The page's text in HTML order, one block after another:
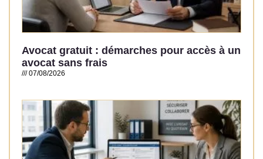
Avocat gratuit : démarches pour accès à un
avocat sans frais
07/08/2026